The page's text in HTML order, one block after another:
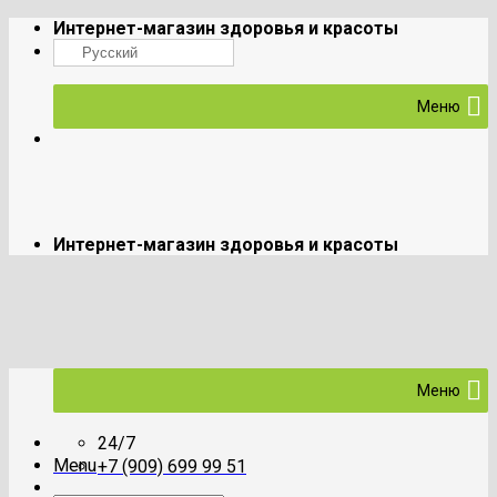
Skip
content
Интернет-магазин здоровья и красоты
Русский
Меню
Интернет-магазин здоровья и красоты
Menu
Меню
24/7
+7 (909) 699 99 51